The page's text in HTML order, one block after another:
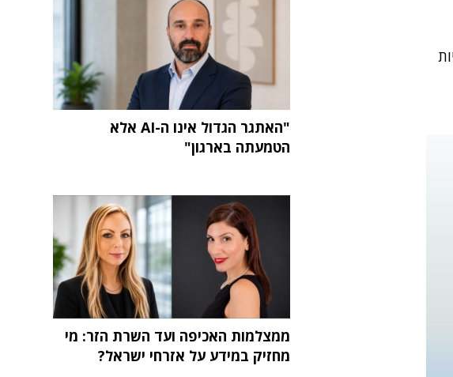
"האתגר הגדול אינו ה-AI אלא
הטמעתה בארגון"
ממצלמות האכיפה ועד השרת הזר: מי
מחזיק במידע על אזרחי ישראל?